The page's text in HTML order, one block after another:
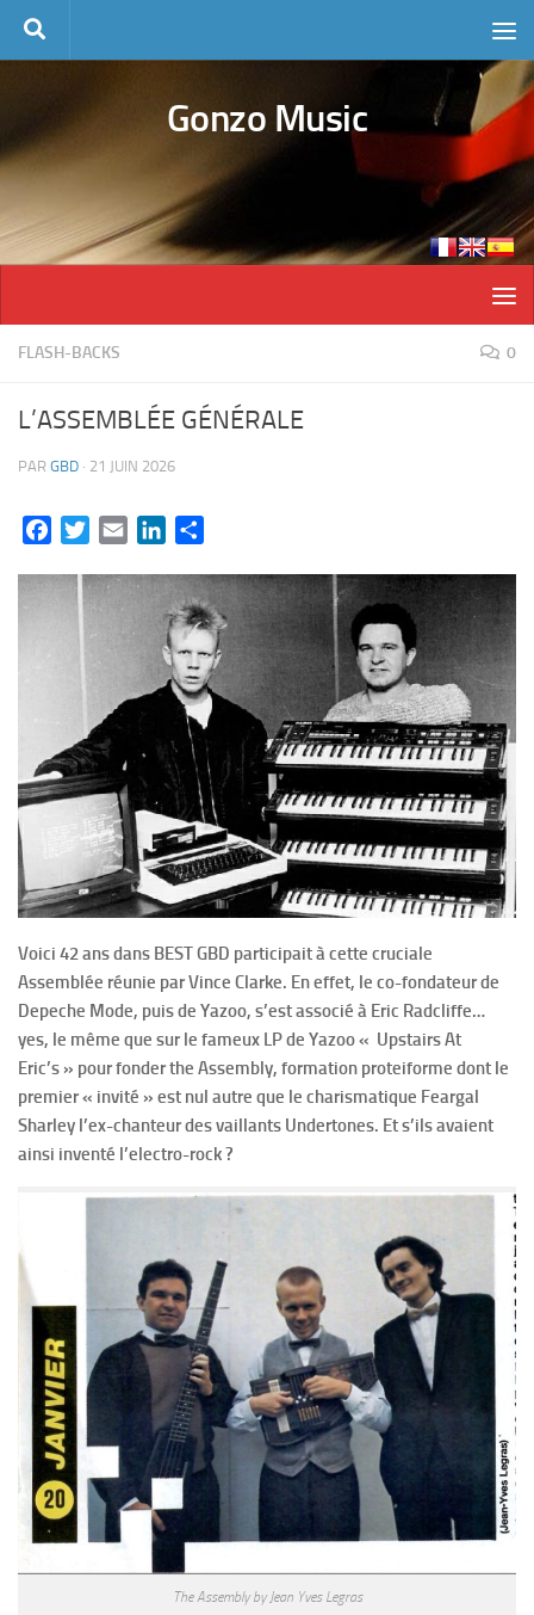
Skip to content
Gonzo Music
FLASH-BACKS 0
L’ASSEMBLÉE GÉNÉRALE
PAR GBD · 21 JUIN 2026
FacebookTwitterEmail LinkedIn
Voici 42 ans dans BEST GBD participait à cette cruciale
Assemblée réunie par Vince Clarke. En effet, le co-fondateur de
Depeche Mode, puis de Yazoo, s’est associé à Eric Radcliffe…
yes, le même que sur le fameux LP de Yazoo « Upstairs At
Eric’s » pour fonder the Assembly, formation proteiforme dont le
premier « invité » est nul autre que le charismatique Feargal
Sharley l’ex-chanteur des vaillants Undertones. Et s’ils avaient
ainsi inventé l’electro-rock ?
The Assembly by Jean Yves Legras